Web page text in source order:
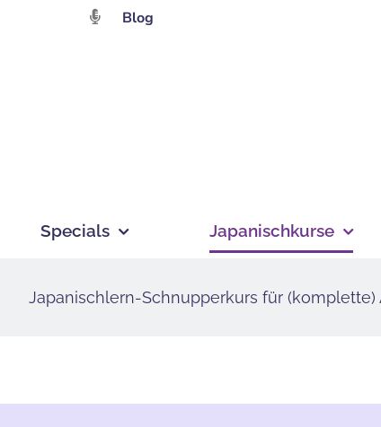
Blog
Specials Japanischkurse
Japanischlern-Schnupperkurs für (komplette)